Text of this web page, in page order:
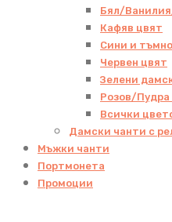
Бял/
Кафяв цвят
Сини и
Червен цвят
Зелени
Розов/Пудра
Всички
Дамски чанти с
Мъжки чанти
Портмонета
Промоции